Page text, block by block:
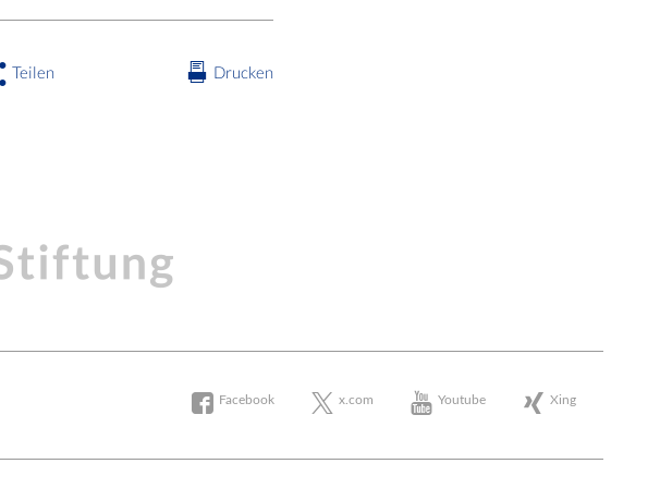
Teilen Drucken
Facebook x.com Youtube Xing